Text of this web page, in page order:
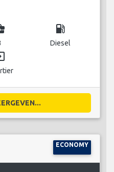
local_gas_station
Diesel
ECONOMY